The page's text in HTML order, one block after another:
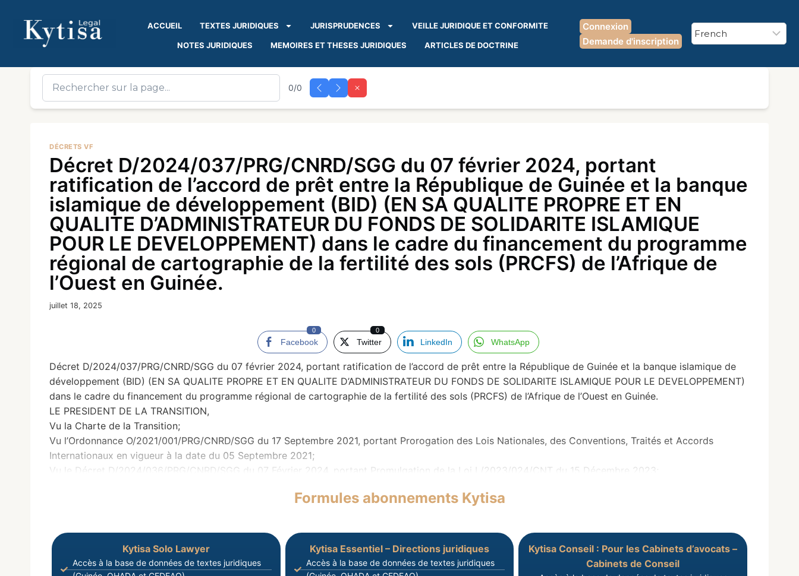
ACCUEIL TEXTES JURIDIQUES JURISPRUDENCES VEILLE JURIDIQUE ET CONFORMITE
NOTES JURIDIQUES MEMOIRES ET THESES JURIDIQUES ARTICLES DE DOCTRINE
Connexion
Demande d'inscription
0/0
DÉCRETS VF
Décret D/2024/037/PRG/CNRD/SGG du 07 février 2024, portant
ratification de l’accord de prêt entre la République de Guinée et la banque
islamique de développement (BID) (EN SA QUALITE PROPRE ET EN
QUALITE D’ADMINISTRATEUR DU FONDS DE SOLIDARITE ISLAMIQUE
POUR LE DEVELOPPEMENT) dans le cadre du financement du programme
régional de cartographie de la fertilité des sols (PRCFS) de l’Afrique de
l’Ouest en Guinée.
juillet 18, 2025
Facebook
0
Twitter
0
LinkedIn WhatsApp
Décret D/2024/037/PRG/CNRD/SGG du 07 février 2024, portant ratification de l’accord de prêt entre la République de Guinée et la banque islamique de
développement (BID) (EN SA QUALITE PROPRE ET EN QUALITE D’ADMINISTRATEUR DU FONDS DE SOLIDARITE ISLAMIQUE POUR LE DEVELOPPEMENT)
dans le cadre du financement du programme régional de cartographie de la fertilité des sols (PRCFS) de l’Afrique de l’Ouest en Guinée.
LE PRESIDENT DE LA TRANSITION,
Vu la Charte de la Transition;
Vu l’Ordonnance O/2021/001/PRG/CNRD/SGG du 17 Septembre 2021, portant Prorogation des Lois Nationales, des Conventions, Traités et Accords
Internationaux en vigueur à la date du 05 Septembre 2021;
Vu le Décret D/2024/036/PRG/CNRD/SGG du 07 Février 2024, portant Promulgation de la Loi L/2023/024/CNT du 15 Décembre 2023;
Formules abonnements Kytisa
Kytisa Solo Lawyer
Accès à la base de données de textes juridiques
Kytisa Essentiel – Directions juridiques
Accès à la base de données de textes juridiques
Kytisa Conseil : Pour les Cabinets d’avocats –
Cabinets de Conseil